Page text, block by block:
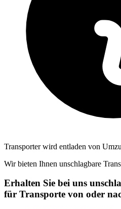
Transporter wird entladen von
Wir bieten Ihnen unschlagbare
Erhalten Sie bei uns
für Transporte von oder